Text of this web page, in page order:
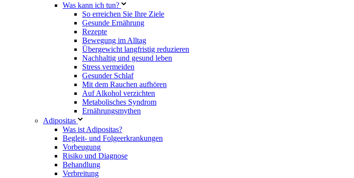
Was kann ich tun?
So erreichen Sie Ihre Ziele
Gesunde Ernährung
Rezepte
Bewegung im Alltag
Übergewicht langfristig reduzieren
Nachhaltig und gesund leben
Stress vermeiden
Gesunder Schlaf
Mit dem Rauchen aufhören
Auf Alkohol verzichten
Metabolisches Syndrom
Ernährungsmythen
Adipositas
Was ist Adipositas?
Begleit- und Folgeerkrankungen
Vorbeugung
Risiko und Diagnose
Behandlung
Verbreitung